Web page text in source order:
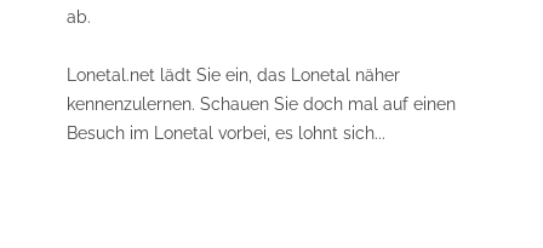
ab.
Lonetal.net lädt Sie ein, das Lonetal näher
kennenzulernen. Schauen Sie doch mal auf einen
Besuch im Lonetal vorbei, es lohnt sich...